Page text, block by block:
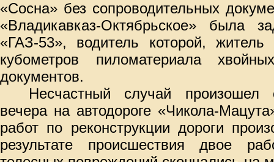
«Сосна» без сопроводительных
«Владикавказ-Октябрьское» была
«ГАЗ-53», водитель которой,
кубометров пиломатериала
документов.
Несчастный случай произошел
вечера на автодороге «Чикола-
работ по реконструкции дороги
результате происшествия двое